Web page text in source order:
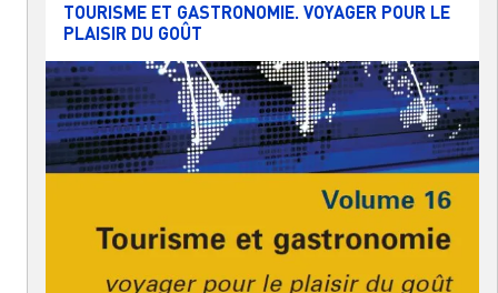
TOURISME ET GASTRONOMIE. VOYAGER POUR LE
PLAISIR DU GOÛT